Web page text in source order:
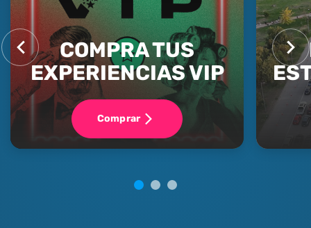
COMPRA TUS
EXPERIENCIAS VIP
Comprar